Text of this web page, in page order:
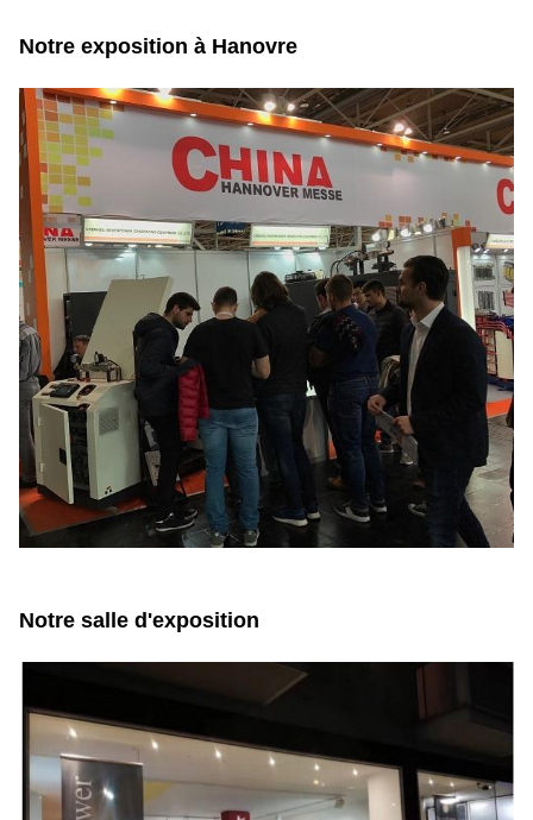
Notre exposition à Hanovre
Notre salle d'exposition